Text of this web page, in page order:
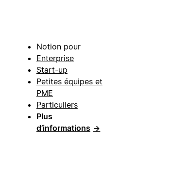
Notion pour
Enterprise
Start-up
Petites équipes et
PME
Particuliers
Plus
d’informations →